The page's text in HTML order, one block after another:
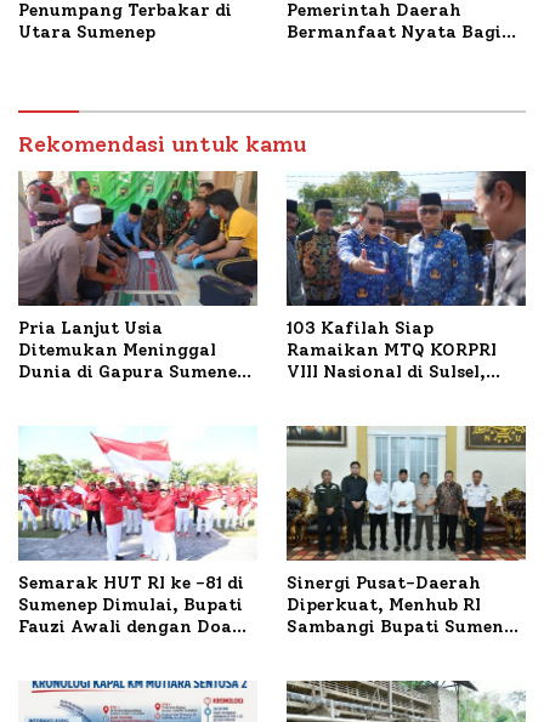
Penumpang Terbakar di
Utara Sumenep
Pemerintah Daerah
Bermanfaat Nyata Bagi
Petelur di Desa Bataal
Timur
Rekomendasi untuk kamu
Pria Lanjut Usia
Ditemukan Meninggal
Dunia di Gapura Sumenep,
103 Kafilah Siap
Ramaikan MTQ KORPRI
VIII Nasional di Sulsel,
Semarak HUT RI ke -81 di
Sumenep Dimulai, Bupati
Fauzi Awali dengan Doa
Sinergi Pusat-Daerah
Diperkuat, Menhub RI
Sambangi Bupati Sumenep